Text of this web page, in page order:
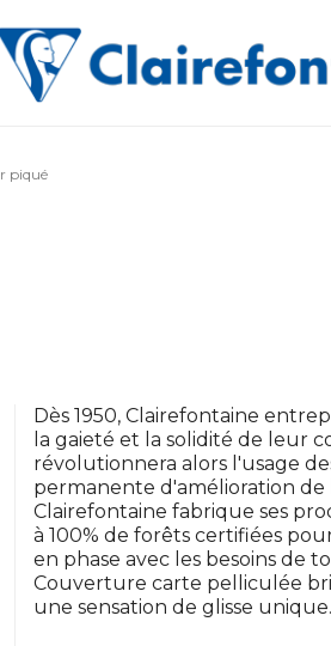
piqué
Dès 1950, Clairefontaine
la gaieté et la solidité de leur
révolutionnera alors l'usage
permanente d'amélioration de
Clairefontaine fabrique ses
à 100% de forêts certifiées
en phase avec les besoins de
Couverture carte pelliculée
une sensation de glisse